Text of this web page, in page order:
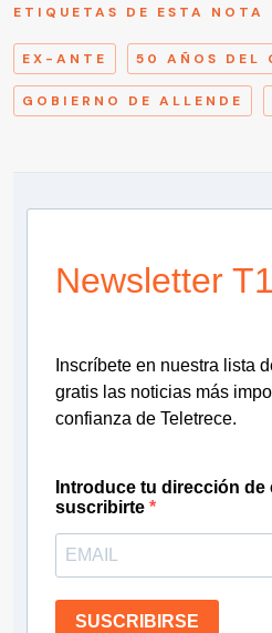
ETIQUETAS DE ESTA NOTA
EX-ANTE 50 AÑOS DEL
GOBIERNO DE ALLENDE
Newsletter
Inscríbete en nuestra lista
gratis las noticias más
confianza de Teletrece.
Introduce tu dirección de
suscribirte
SUSCRIBIRSE